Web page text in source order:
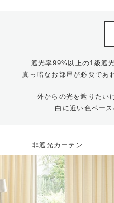
遮光率99%以上の1級遮
真っ暗なお部屋が必要であ
外からの光を遮りたい
白に近い色ベー
非遮光カーテン